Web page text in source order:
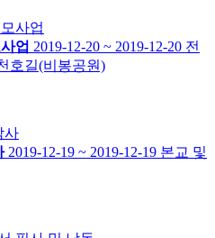
업 2019-12-20 ~ 2019-12-20 전
호길(비봉공원)
2019-12-19 ~ 2019-12-19 본교 및